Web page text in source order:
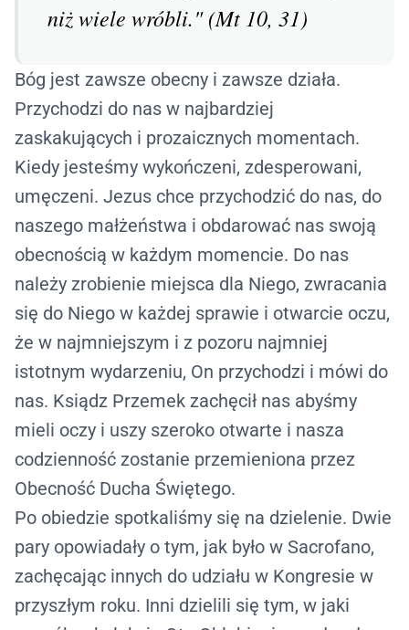
niż wiele wróbli." (Mt 10, 31)
Bóg jest zawsze obecny i zawsze działa.
Przychodzi do nas w najbardziej
zaskakujących i prozaicznych momentach.
Kiedy jesteśmy wykończeni, zdesperowani,
umęczeni. Jezus chce przychodzić do nas, do
naszego małżeństwa i obdarować nas swoją
obecnością w każdym momencie. Do nas
należy zrobienie miejsca dla Niego, zwracania
się do Niego w każdej sprawie i otwarcie oczu,
że w najmniejszym i z pozoru najmniej
istotnym wydarzeniu, On przychodzi i mówi do
nas. Ksiądz Przemek zachęcił nas abyśmy
mieli oczy i uszy szeroko otwarte i nasza
codzienność zostanie przemieniona przez
Obecność Ducha Świętego.
Po obiedzie spotkaliśmy się na dzielenie. Dwie
pary opowiadały o tym, jak było w Sacrofano,
zachęcając innych do udziału w Kongresie w
przyszłym roku. Inni dzielili się tym, w jaki